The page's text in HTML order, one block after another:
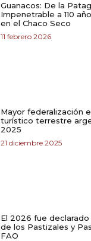
Guanacos: De la
Impenetrable a 110
en el Chaco Seco
11 febrero 2026
Mayor federalización
turístico terrestre
2025
21 diciembre 2025
El 2026 fue
de los Pastizales y
FAO